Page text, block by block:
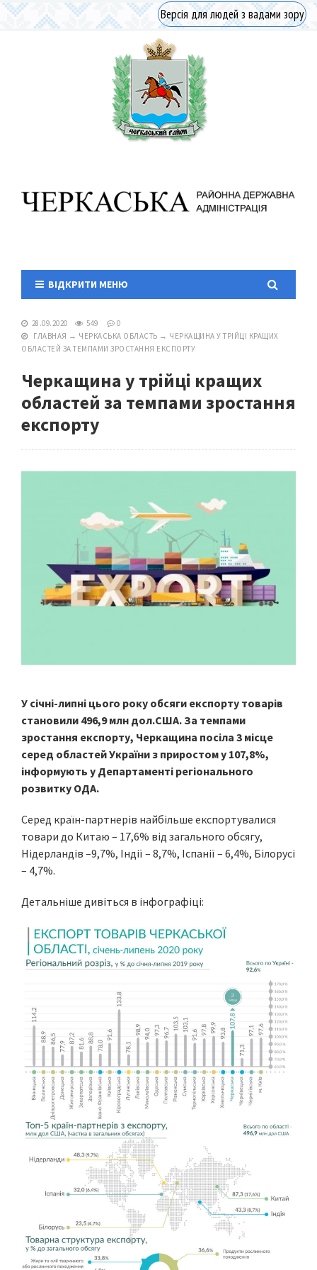
Версія для людей з вадами зору
ВІДКРИТИ МЕНЮ
28.09.2020 549
0
ГЛАВНАЯ → ЧЕРКАСЬКА ОБЛАСТЬ → ЧЕРКАЩИНА У ТРІЙЦІ КРАЩИХ
ОБЛАСТЕЙ ЗА ТЕМПАМИ ЗРОСТАННЯ ЕКСПОРТУ
Черкащина у трійці кращих
областей за темпами зростання
експорту
У січні-липні цього року обсяги експорту товарів
становили 496,9 млн дол.США. За темпами
зростання експорту, Черкащина посіла 3 місце
серед областей України з приростом у 107,8%,
інформують у Департаменті регіонального
розвитку ОДА.
Серед країн-партнерів найбільше експортувалися
товари до Китаю – 17,6% від загального обсягу,
Нідерландів –9,7%, Індії – 8,7%, Іспанії – 6,4%, Білорусі
– 4,7%.
Детальніше дивіться в інфографіці: